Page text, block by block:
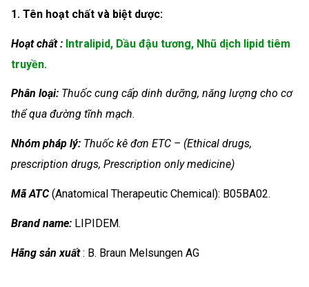
1. Tên hoạt chất và biệt dược:
Hoạt chất : Intralipid, Dầu đậu tương, Nhũ dịch lipid tiêm
truyền.
Phân loại: Thuốc cung cấp dinh dưỡng, năng lượng cho cơ
thể qua đường tĩnh mạch.
Nhóm pháp lý: Thuốc kê đơn ETC – (Ethical drugs,
prescription drugs, Prescription only medicine)
Mã ATC(Anatomical Therapeutic Chemical): B05BA02.
Brand name: LIPIDEM.
Hãng sản xuất: B. Braun Melsungen AG